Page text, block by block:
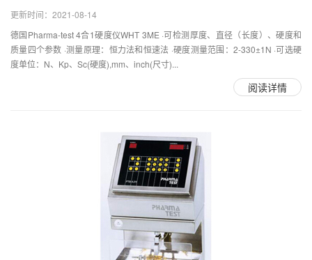
更新时间：2021-08-14
德国Pharma-test 4合1硬度仪WHT 3ME ·可检测厚度、直径（长度）、硬度和
质量四个参数 ·测量原理：恒力法和恒速法 ·硬度测量范围：2-330±1N ·可选硬
度单位：N、Kp、Sc(硬度),mm、inch(尺寸)...
阅读详情